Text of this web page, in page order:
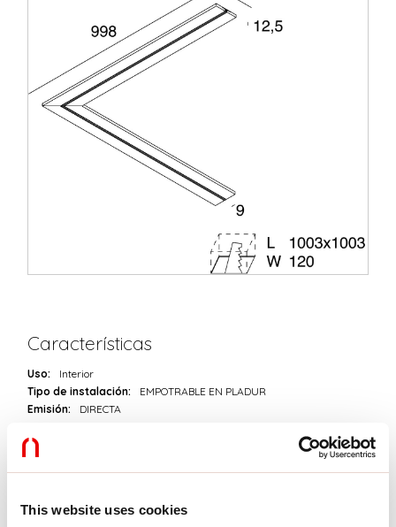
This website uses cookies
Características
Uso:
Interior
Tipo de instalación:
EMPOTRABLE EN PLADUR
Emisión:
DIRECTA
A:
Peso:
3.94kg